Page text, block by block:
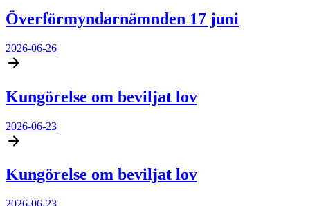
Överförmyndarnämnden 17 juni
2026-06-26
Kungörelse om beviljat lov
2026-06-23
Kungörelse om beviljat lov